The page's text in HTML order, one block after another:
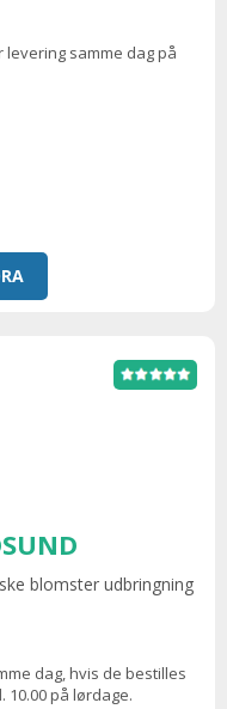
levering samme dag på
blomster udbringning
dag, hvis de bestilles
10.00 på lørdage.